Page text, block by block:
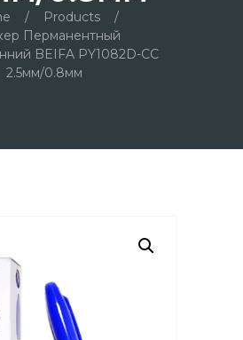
/ Products
/
Перманентный
BEIFA PY1082D-CC
2.5мм/0.8мм